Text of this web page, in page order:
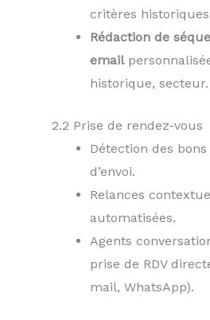
critères
Rédaction de
email
historique, secteur.
2.2 Prise de rendez-vous
Détection des
d’envoi.
Relances
automatisées.
Agents
prise de RDV
mail, WhatsApp).